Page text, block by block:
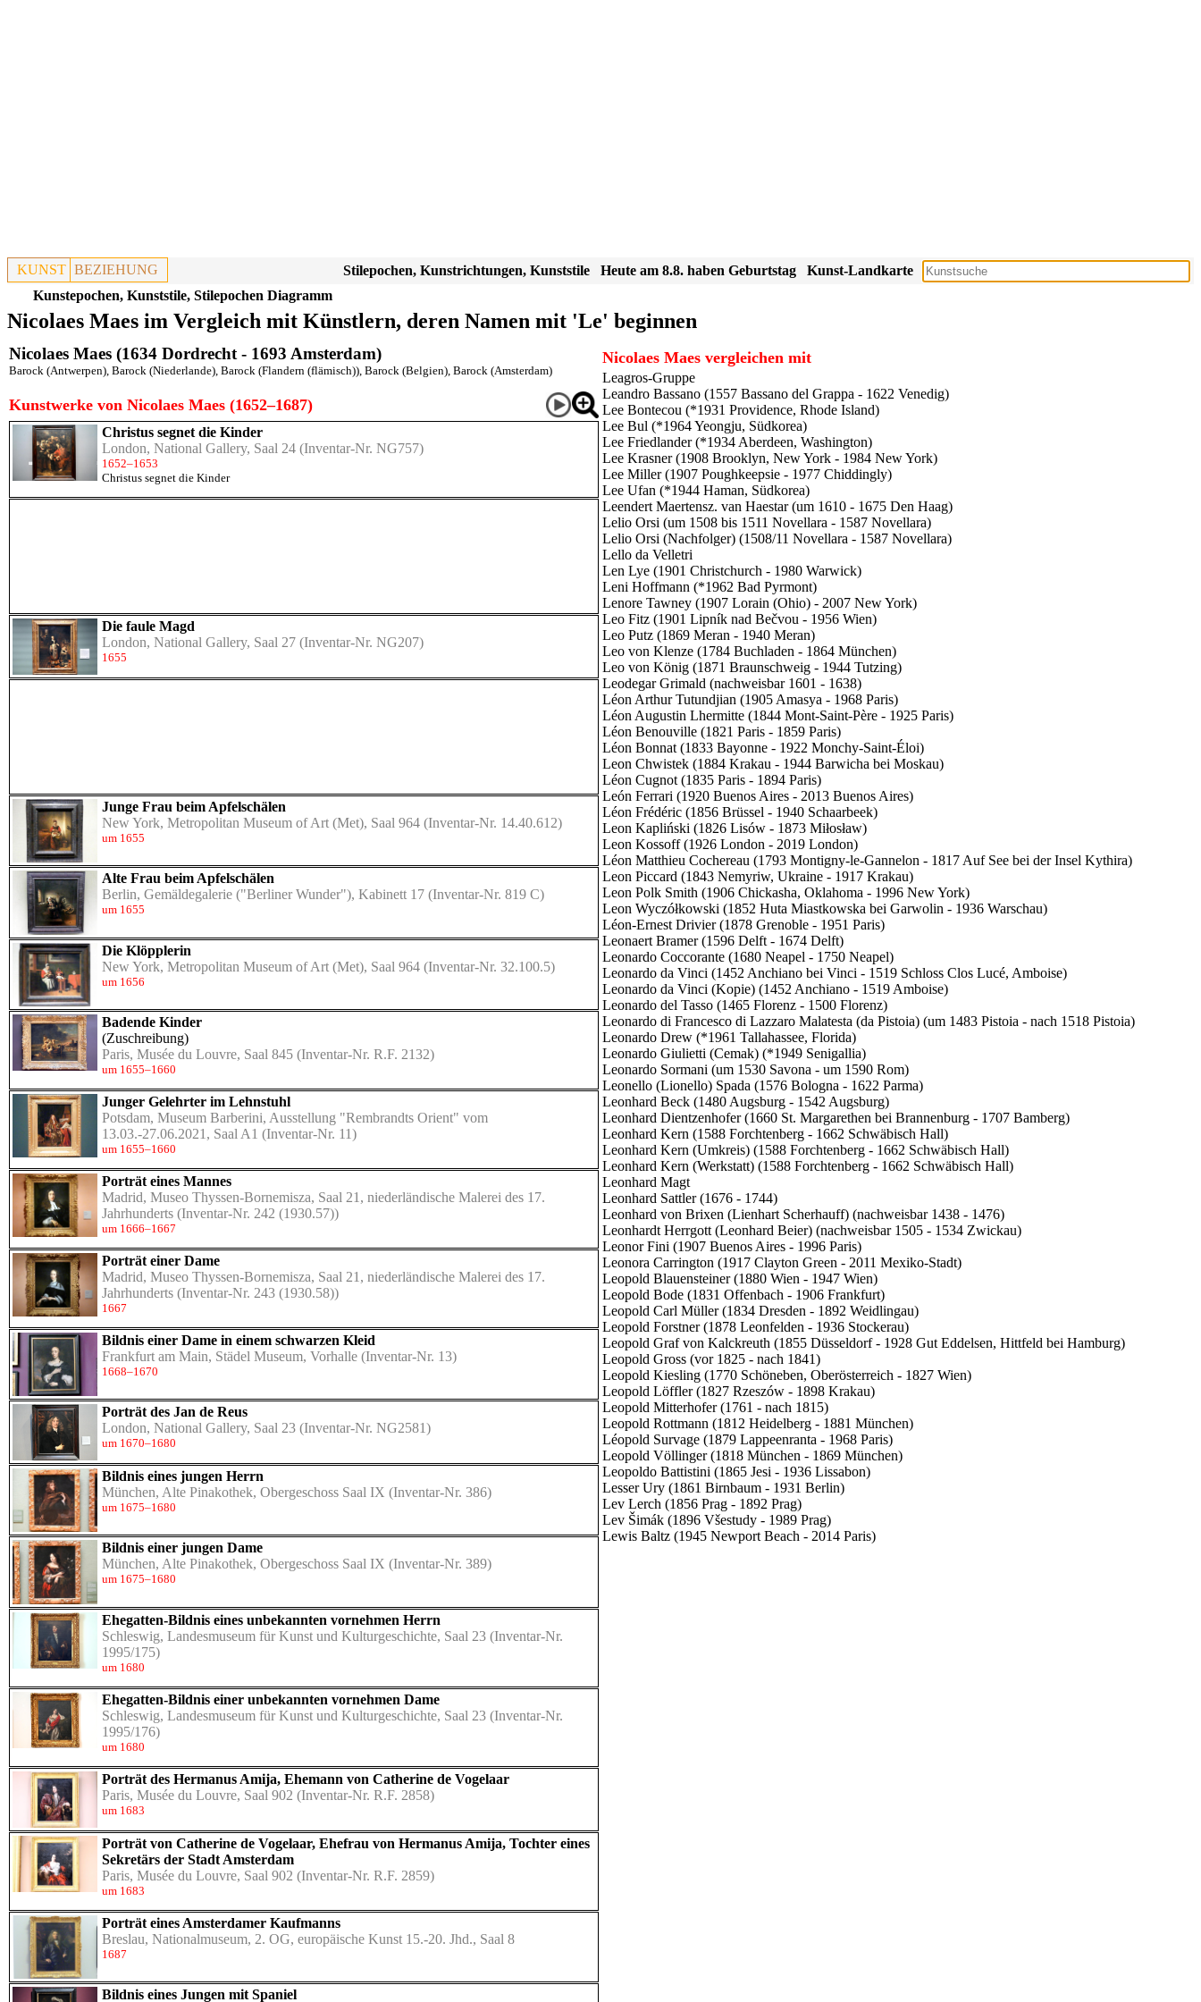
KUNST BEZIEHUNG Kunst-Landkarte
Heute am 8.8. haben Geburtstag
Stilepochen, Kunstrichtungen, Kunststile
Kunstepochen, Kunststile, Stilepochen Diagramm
Nicolaes Maes im Vergleich mit Künstlern, deren Namen mit 'Le' beginnen
Nicolaes Maes (1634 Dordrecht - 1693 Amsterdam)
Barock (Antwerpen), Barock (Niederlande), Barock (Flandern (flämisch)), Barock (Belgien), Barock (Amsterdam)
Kunstwerke von Nicolaes Maes (1652–1687)
Christus segnet die Kinder
London, National Gallery, Saal 24 (Inventar-Nr. NG757)
1652–1653
Christus segnet die Kinder
Die faule Magd
London, National Gallery, Saal 27 (Inventar-Nr. NG207)
1655
Junge Frau beim Apfelschälen
New York, Metropolitan Museum of Art (Met), Saal 964 (Inventar-Nr. 14.40.612)
um 1655
Alte Frau beim Apfelschälen
Berlin, Gemäldegalerie ("Berliner Wunder"), Kabinett 17 (Inventar-Nr. 819 C)
um 1655
Die Klöpplerin
New York, Metropolitan Museum of Art (Met), Saal 964 (Inventar-Nr. 32.100.5)
um 1656
Badende Kinder
(Zuschreibung)
Paris, Musée du Louvre, Saal 845 (Inventar-Nr. R.F. 2132)
um 1655–1660
Junger Gelehrter im Lehnstuhl
Potsdam, Museum Barberini, Ausstellung "Rembrandts Orient" vom
13.03.-27.06.2021, Saal A1 (Inventar-Nr. 11)
um 1655–1660
Porträt eines Mannes
Madrid, Museo Thyssen-Bornemisza, Saal 21, niederländische Malerei des 17.
Jahrhunderts (Inventar-Nr. 242 (1930.57))
um 1666–1667
Porträt einer Dame
Madrid, Museo Thyssen-Bornemisza, Saal 21, niederländische Malerei des 17.
Jahrhunderts (Inventar-Nr. 243 (1930.58))
1667
Bildnis einer Dame in einem schwarzen Kleid
Frankfurt am Main, Städel Museum, Vorhalle (Inventar-Nr. 13)
1668–1670
Porträt des Jan de Reus
London, National Gallery, Saal 23 (Inventar-Nr. NG2581)
um 1670–1680
Bildnis eines jungen Herrn
München, Alte Pinakothek, Obergeschoss Saal IX (Inventar-Nr. 386)
um 1675–1680
Bildnis einer jungen Dame
München, Alte Pinakothek, Obergeschoss Saal IX (Inventar-Nr. 389)
um 1675–1680
Ehegatten-Bildnis eines unbekannten vornehmen Herrn
Schleswig, Landesmuseum für Kunst und Kulturgeschichte, Saal 23 (Inventar-Nr.
1995/175)
um 1680
Ehegatten-Bildnis einer unbekannten vornehmen Dame
Schleswig, Landesmuseum für Kunst und Kulturgeschichte, Saal 23 (Inventar-Nr.
1995/176)
um 1680
Porträt des Hermanus Amija, Ehemann von Catherine de Vogelaar
Paris, Musée du Louvre, Saal 902 (Inventar-Nr. R.F. 2858)
um 1683
Porträt von Catherine de Vogelaar, Ehefrau von Hermanus Amija, Tochter eines
Sekretärs der Stadt Amsterdam
Paris, Musée du Louvre, Saal 902 (Inventar-Nr. R.F. 2859)
um 1683
Porträt eines Amsterdamer Kaufmanns
Breslau, Nationalmuseum, 2. OG, europäische Kunst 15.-20. Jhd., Saal 8
1687
Bildnis eines Jungen mit Spaniel
Nicolaes Maes vergleichen mit
Leagros-Gruppe
Leandro Bassano (1557 Bassano del Grappa - 1622 Venedig)
Lee Bontecou (*1931 Providence, Rhode Island)
Lee Bul (*1964 Yeongju, Südkorea)
Lee Friedlander (*1934 Aberdeen, Washington)
Lee Krasner (1908 Brooklyn, New York - 1984 New York)
Lee Miller (1907 Poughkeepsie - 1977 Chiddingly)
Lee Ufan (*1944 Haman, Südkorea)
Leendert Maertensz. van Haestar (um 1610 - 1675 Den Haag)
Lelio Orsi (um 1508 bis 1511 Novellara - 1587 Novellara)
Lelio Orsi (Nachfolger) (1508/11 Novellara - 1587 Novellara)
Lello da Velletri
Len Lye (1901 Christchurch - 1980 Warwick)
Leni Hoffmann (*1962 Bad Pyrmont)
Lenore Tawney (1907 Lorain (Ohio) - 2007 New York)
Leo Fitz (1901 Lipník nad Bečvou - 1956 Wien)
Leo Putz (1869 Meran - 1940 Meran)
Leo von Klenze (1784 Buchladen - 1864 München)
Leo von König (1871 Braunschweig - 1944 Tutzing)
Leodegar Grimald (nachweisbar 1601 - 1638)
Léon Arthur Tutundjian (1905 Amasya - 1968 Paris)
Léon Augustin Lhermitte (1844 Mont-Saint-Père - 1925 Paris)
Léon Benouville (1821 Paris - 1859 Paris)
Léon Bonnat (1833 Bayonne - 1922 Monchy-Saint-Éloi)
Leon Chwistek (1884 Krakau - 1944 Barwicha bei Moskau)
Léon Cugnot (1835 Paris - 1894 Paris)
León Ferrari (1920 Buenos Aires - 2013 Buenos Aires)
Léon Frédéric (1856 Brüssel - 1940 Schaarbeek)
Leon Kapliński (1826 Lisów - 1873 Miłosław)
Leon Kossoff (1926 London - 2019 London)
Léon Matthieu Cochereau (1793 Montigny-le-Gannelon - 1817 Auf See bei der Insel Kythira)
Leon Piccard (1843 Nemyriw, Ukraine - 1917 Krakau)
Leon Polk Smith (1906 Chickasha, Oklahoma - 1996 New York)
Leon Wyczółkowski (1852 Huta Miastkowska bei Garwolin - 1936 Warschau)
Léon-Ernest Drivier (1878 Grenoble - 1951 Paris)
Leonaert Bramer (1596 Delft - 1674 Delft)
Leonardo Coccorante (1680 Neapel - 1750 Neapel)
Leonardo da Vinci (1452 Anchiano bei Vinci - 1519 Schloss Clos Lucé, Amboise)
Leonardo da Vinci (Kopie) (1452 Anchiano - 1519 Amboise)
Leonardo del Tasso (1465 Florenz - 1500 Florenz)
Leonardo di Francesco di Lazzaro Malatesta (da Pistoia) (um 1483 Pistoia - nach 1518 Pistoia)
Leonardo Drew (*1961 Tallahassee, Florida)
Leonardo Giulietti (Cemak) (*1949 Senigallia)
Leonardo Sormani (um 1530 Savona - um 1590 Rom)
Leonello (Lionello) Spada (1576 Bologna - 1622 Parma)
Leonhard Beck (1480 Augsburg - 1542 Augsburg)
Leonhard Dientzenhofer (1660 St. Margarethen bei Brannenburg - 1707 Bamberg)
Leonhard Kern (1588 Forchtenberg - 1662 Schwäbisch Hall)
Leonhard Kern (Umkreis) (1588 Forchtenberg - 1662 Schwäbisch Hall)
Leonhard Kern (Werkstatt) (1588 Forchtenberg - 1662 Schwäbisch Hall)
Leonhard Magt
Leonhard Sattler (1676 - 1744)
Leonhard von Brixen (Lienhart Scherhauff) (nachweisbar 1438 - 1476)
Leonhardt Herrgott (Leonhard Beier) (nachweisbar 1505 - 1534 Zwickau)
Leonor Fini (1907 Buenos Aires - 1996 Paris)
Leonora Carrington (1917 Clayton Green - 2011 Mexiko-Stadt)
Leopold Blauensteiner (1880 Wien - 1947 Wien)
Leopold Bode (1831 Offenbach - 1906 Frankfurt)
Leopold Carl Müller (1834 Dresden - 1892 Weidlingau)
Leopold Forstner (1878 Leonfelden - 1936 Stockerau)
Leopold Graf von Kalckreuth (1855 Düsseldorf - 1928 Gut Eddelsen, Hittfeld bei Hamburg)
Leopold Gross (vor 1825 - nach 1841)
Leopold Kiesling (1770 Schöneben, Oberösterreich - 1827 Wien)
Leopold Löffler (1827 Rzeszów - 1898 Krakau)
Leopold Mitterhofer (1761 - nach 1815)
Leopold Rottmann (1812 Heidelberg - 1881 München)
Léopold Survage (1879 Lappeenranta - 1968 Paris)
Leopold Völlinger (1818 München - 1869 München)
Leopoldo Battistini (1865 Jesi - 1936 Lissabon)
Lesser Ury (1861 Birnbaum - 1931 Berlin)
Lev Lerch (1856 Prag - 1892 Prag)
Lev Šimák (1896 Všestudy - 1989 Prag)
Lewis Baltz (1945 Newport Beach - 2014 Paris)